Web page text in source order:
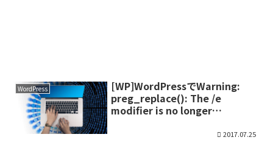
WordPress
[WP]WordPressでWarning:
preg_replace(): The /e
modifier is no longer
2017.07.25